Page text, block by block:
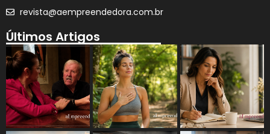
revista@aempreendedora.com.br
Últimos Artigos